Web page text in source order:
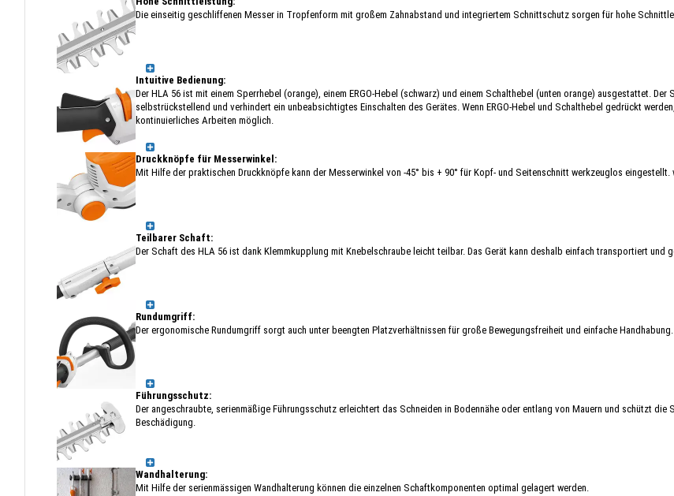
Die einseitig geschliffenen Messer in Tropfenform mit großem Zahnabstand und integriertem Schnittschutz sorgen für hohe
Intuitive Bedienung:
Der HLA 56 ist mit einem Sperrhebel (orange), einem ERGO-Hebel (schwarz) und einem Schalthebel (unten orange) ausgestattet. Der
selbstrückstellend und verhindert ein unbeabsichtigtes Einschalten des Gerätes. Wenn ERGO-Hebel und Schalthebel gedrückt
kontinuierliches Arbeiten möglich.
Druckknöpfe für Messerwinkel:
Mit Hilfe der praktischen Druckknöpfe kann der Messerwinkel von -45° bis + 90° für Kopf- und Seitenschnitt werkzeuglos eingestellt.
Teilbarer Schaft:
Der Schaft des HLA 56 ist dank Klemmkupplung mit Knebelschraube leicht teilbar. Das Gerät kann deshalb einfach transportiert und
Rundumgriff:
Der ergonomische Rundumgriff sorgt auch unter beengten Platzverhältnissen für große Bewegungsfreiheit und einfache Handhabung.
Führungsschutz:
Der angeschraubte, serienmäßige Führungsschutz erleichtert das Schneiden in Bodennähe oder entlang von Mauern und schützt die
Beschädigung.
Wandhalterung:
Mit Hilfe der serienmässigen Wandhalterung können die einzelnen Schaftkomponenten optimal gelagert werden.